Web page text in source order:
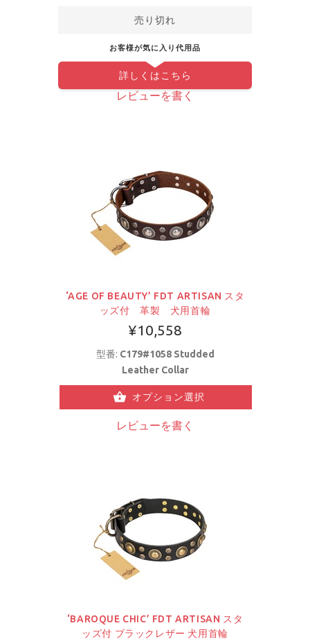
売り切れ
お客様が気に入り代用品
詳しくはこちら
レビューを書く
‘AGE OF BEAUTY’ FDT ARTISAN スタ
ッズ付 革製 犬用首輪
¥10,558
型番: C179#1058 Studded
Leather Collar
オプション選択
レビューを書く
‘BAROQUE CHIC’ FDT ARTISAN スタ
ッズ付 ブラックレザー 犬用首輪